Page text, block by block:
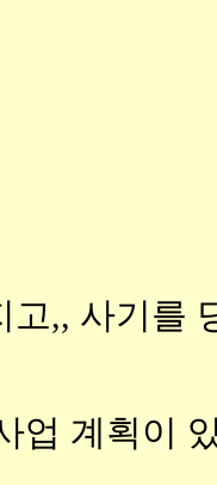
고,, 사기를
업 계획이